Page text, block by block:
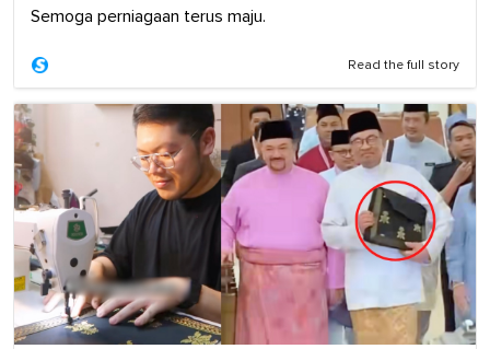
Semoga perniagaan terus maju.
Read the full story